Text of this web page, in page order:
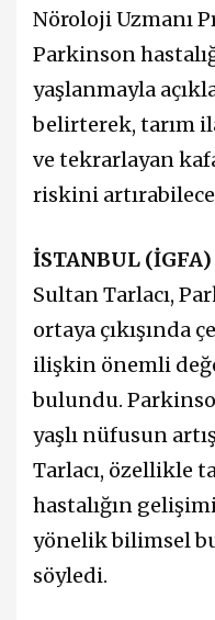
Nöroloji Uzmanı
Parkinson
yaşlanmayla
belirterek, tarım
ve tekrarlayan
riskini
İSTANBUL
Sultan Tarlacı,
ortaya çıkışında
ilişkin önemli
bulundu.
yaşlı nüfusun
Tarlacı, özellikle
hastalığın
yönelik bilimsel
söyledi.